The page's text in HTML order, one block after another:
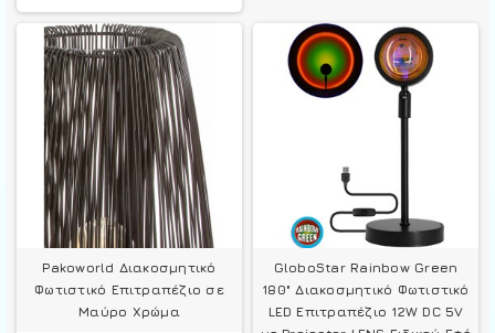
Pakoworld Διακοσμητικό
Φωτιστικό Επιτραπέζιο σε
Μαύρο Χρώμα
GloboStar Rainbow Green
180° Διακοσμητικό Φωτιστικό
LED Επιτραπέζιο 12W DC 5V